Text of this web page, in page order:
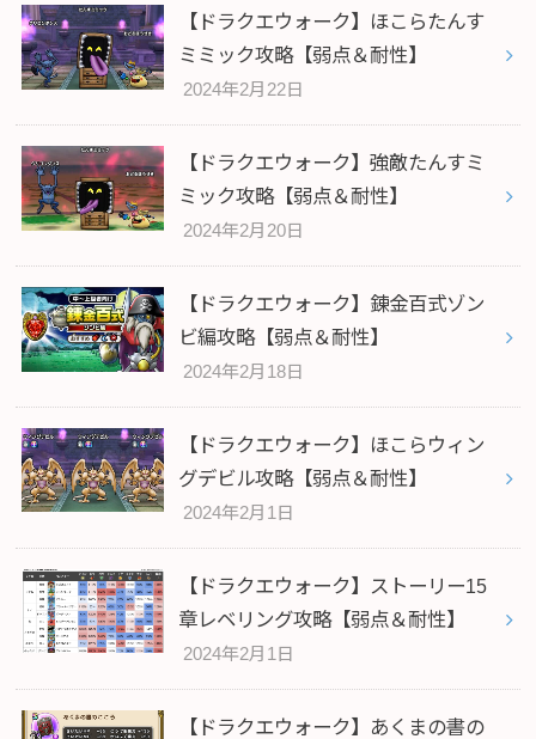
【ドラクエウォーク】ほこらたんす
ミミック攻略【弱点＆耐性】
2024年2月22日
【ドラクエウォーク】強敵たんすミ
ミック攻略【弱点＆耐性】
2024年2月20日
【ドラクエウォーク】錬金百式ゾン
ビ編攻略【弱点＆耐性】
2024年2月18日
【ドラクエウォーク】ほこらウィン
グデビル攻略【弱点＆耐性】
2024年2月1日
【ドラクエウォーク】ストーリー15
章レベリング攻略【弱点＆耐性】
2024年2月1日
【ドラクエウォーク】あくまの書の